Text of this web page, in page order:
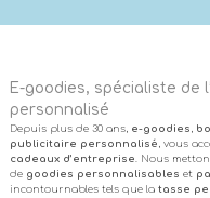
E-goodies, spécialiste de
personnalisé
Depuis plus de 30 ans, e-goodies ,
publicitaire personnalisé , vous
cadeaux d’entreprise. Nous
de goodies personnalisables et
incontournables tels que la tasse